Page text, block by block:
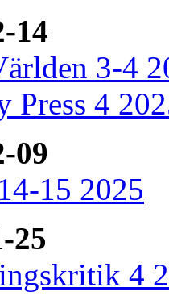
14
3-4
Press 4
09
15 2025
25
4